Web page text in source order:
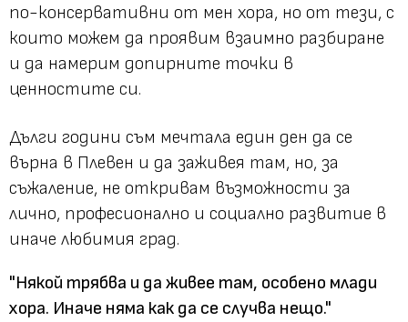
по-консервативни от мен хора, но от тези, с
които можем да проявим взаимно разбиране
и да намерим допирните точки в
ценностите си.
Дълги години съм мечтала един ден да се
върна в Плевен и да заживея там, но, за
съжаление, не откривам възможности за
лично, професионално и социално развитие в
иначе любимия град.
"Някой трябва и да живее там, особено млади
хора. Иначе няма как да се случва нещо."